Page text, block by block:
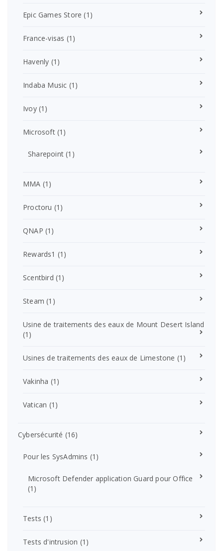
Epic Games Store (1)
France-visas (1)
Havenly (1)
Indaba Music (1)
Ivoy(1)
Microsoft(1)
Sharepoint (1)
MMA (1)
Proctoru (1)
QNAP (1)
Rewards1 (1)
Scentbird (1)
Steam (1)
Usine de traitements des eaux de Mount Desert Island
(1)
Usines de traitements des eaux de Limestone (1)
Vakinha (1)
Vatican (1)
Cybersécurité (16)
Pour les SysAdmins (1)
Microsoft Defender application Guard pour Office
(1)
Tests (1)
Tests d'intrusion (1)